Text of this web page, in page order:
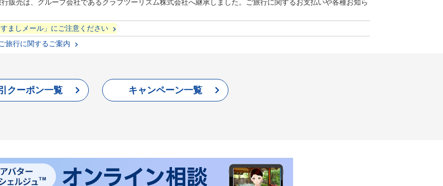
販売は、グループ会社であるクラブツーリズム株式会社へ継承しました。ご旅行に関するお支払いや各種お知ら
ましメール」にご注意ください
旅行に関するご案内
クーポン一覧 キャンペーン一覧